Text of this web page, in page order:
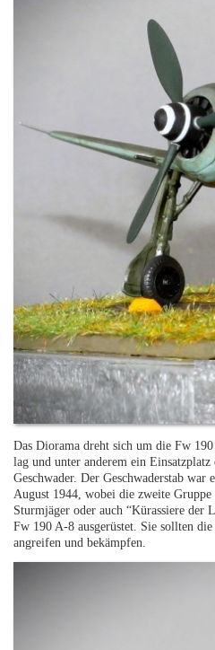
Das Diorama dreht sich um die Fw
lag und unter anderem ein
Geschwader. Der Geschwaderstab
August 1944, wobei die zweite Gruppe
Sturmjäger oder auch “Kürassiere der
Fw 190 A-8 ausgerüstet. Sie sollten
angreifen und bekämpfen.